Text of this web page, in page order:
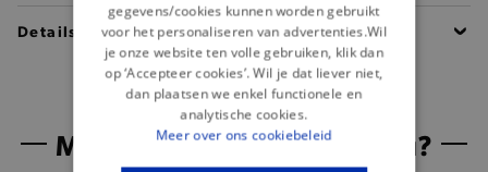
Details
Misschien is dit iets voor jou?
gegevens/cookies kunnen worden gebruikt
voor het personaliseren van advertenties.Wil
je onze website ten volle gebruiken, klik dan
op ‘Accepteer cookies’. Wil je dat liever niet,
dan plaatsen we enkel functionele en
analytische cookies.
Meer over ons cookiebeleid